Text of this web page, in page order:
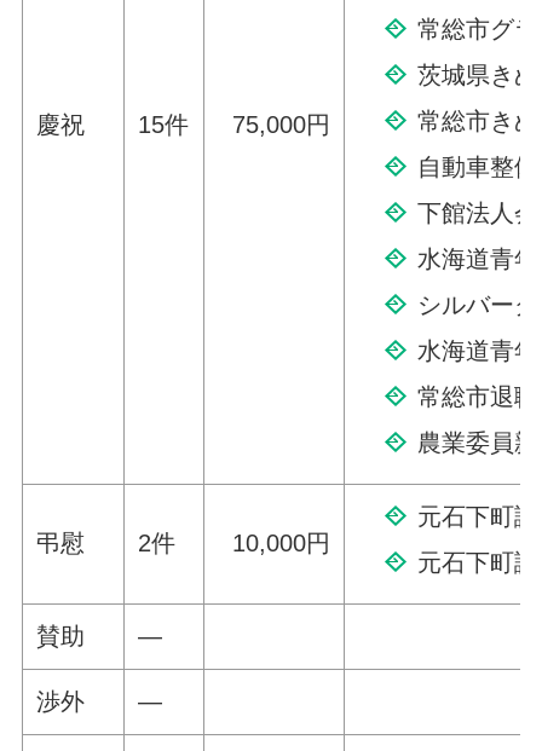
慶祝 15件 75,000円
常総市グ
茨城県き
常総市き
自動車整
下館法人
水海道青
シルバー
水海道青
常総市退
農業委員
弔慰 2件 10,000円
元石下町
元石下町
賛助 —
渉外 —